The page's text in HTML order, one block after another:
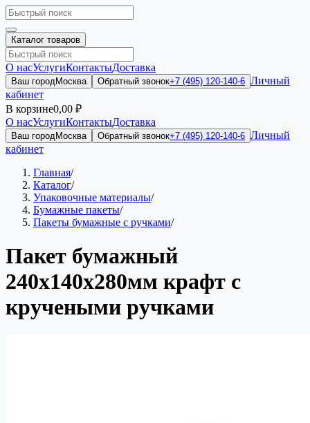
Каталог товаров
О насУслугиКонтактыДоставка
Ваш городМосква Обратный звонок+7 (495) 120-140-6 Личный
кабинет
В корзине0,00 ₽
О насУслугиКонтактыДоставка
Ваш городМосква Обратный звонок+7 (495) 120-140-6 Личный
кабинет
Главная/
Каталог/
Упаковочные материалы/
Бумажные пакеты/
Пакеты бумажные с ручками/
Пакет бумажный
240х140х280мм крафт с
кручеными ручками